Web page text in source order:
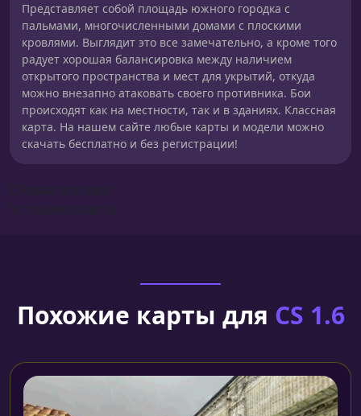
Представляет собой площадь южного городка с
пальмами, многочисленными домами с плоскими
кровлями. Выглядит это все замечательно, а кроме того
радует хорошая балансировка между наличием
открытого пространства и мест для укрытий, откуда
можно внезапно атаковать своего противника. Бои
происходят как на местности, так и в зданиях. Классная
карта. На нашем сайте любые карты и модели можно
скачать бесплатно и без регистрации!
Похожие карты для CS 1.6